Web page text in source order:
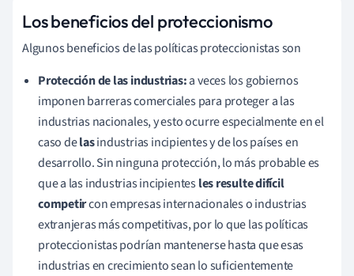
Los beneficios del proteccionismo
Algunos beneficios de las políticas proteccionistas son
Protección de las industrias:a veces los gobiernos
imponen barreras comerciales para proteger a las
industrias nacionales, y esto ocurre especialmente en el
caso delasindustrias incipientes y de los países en
desarrollo. Sin ninguna protección, lo más probable es
que a las industrias incipientesles resulte difícil
competircon empresas internacionales o industrias
extranjeras más competitivas, por lo que las políticas
proteccionistas podrían mantenerse hasta que esas
industrias en crecimiento sean lo suficientemente